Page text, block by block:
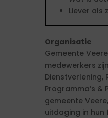
Liever als
Organisatie
Gemeente
medewerkers
Dienstverlening,
Programma’s
gemeente
uitdaging in hun